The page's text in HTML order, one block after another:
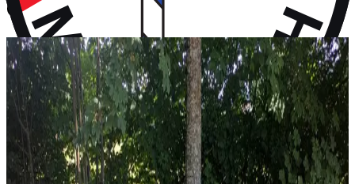
vor 9 Monaten
Aktuelles
Neuigkeiten aus dem Vereinsleben und kommende Termine
News
28. Juli 2026
F-Jugend holt Platz 2 beim Turnier in Wall